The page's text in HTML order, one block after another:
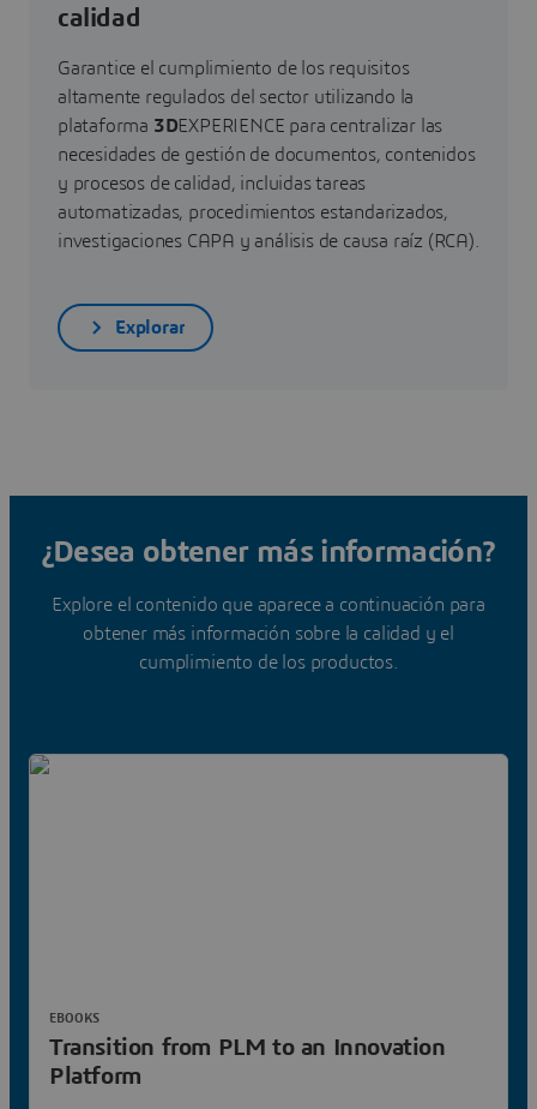
calidad
Garantice el cumplimiento de los requisitos
altamente regulados del sector utilizando la
plataforma 3DEXPERIENCE para centralizar las
necesidades de gestión de documentos, contenidos
y procesos de calidad, incluidas tareas
automatizadas, procedimientos estandarizados,
investigaciones CAPA y análisis de causa raíz (RCA).
Explorar
¿Desea obtener más información?
Explore el contenido que aparece a continuación para
obtener más información sobre la calidad y el
cumplimiento de los productos.
Transition from PLM to an Innovation
Platform
EBOOKS